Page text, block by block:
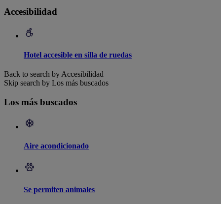
Accesibilidad
Hotel accesible en silla de ruedas
Back to search by Accesibilidad
Skip search by Los más buscados
Los más buscados
Aire acondicionado
Se permiten animales